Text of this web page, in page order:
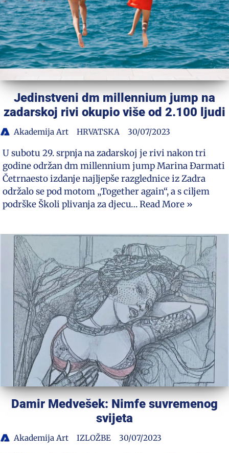
Jedinstveni dm millennium jump na
zadarskoj rivi okupio više od 2.100 ljudi
Akademija Art HRVATSKA 30/07/2023
U subotu 29. srpnja na zadarskoj je rivi nakon tri
godine održan dm millennium jump Marina Đarmati
Četrnaesto izdanje najljepše razglednice iz Zadra
održalo se pod motom „Together again“, a s ciljem
podrške Školi plivanja za djecu…Read More »
Damir Medvešek: Nimfe suvremenog
svijeta
Akademija Art IZLOŽBE 30/07/2023